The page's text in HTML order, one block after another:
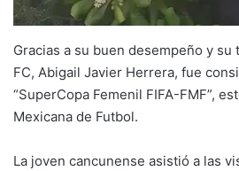
Gracias a su buen desempeño y
FC, Abigail Javier Herrera, fue
“SuperCopa Femenil FIFA-FMF”,
Mexicana de Futbol.
La joven cancunense asistió a las